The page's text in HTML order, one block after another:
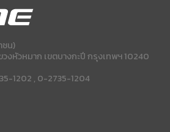
ชน)
วงหัวหมาก เขตบางกะปี กรุงเทพฯ 10240
1202 , 0-2735-1204